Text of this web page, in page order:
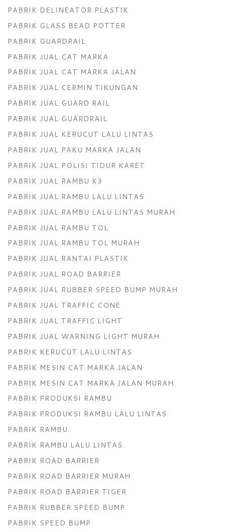
PABRIK DELINEATOR PLASTIK
PABRIK GLASS BEAD POTTER
PABRIK GUARDRAIL
PABRIK JUAL CAT MARKA
PABRIK JUAL CAT MARKA JALAN
PABRIK JUAL CERMIN TIKUNGAN
PABRIK JUAL GUARD RAIL
PABRIK JUAL GUARDRAIL
PABRIK JUAL KERUCUT LALU LINTAS
PABRIK JUAL PAKU MARKA JALAN
PABRIK JUAL POLISI TIDUR KARET
PABRIK JUAL RAMBU K3
PABRIK JUAL RAMBU LALU LINTAS
PABRIK JUAL RAMBU LALU LINTAS MURAH
PABRIK JUAL RAMBU TOL
PABRIK JUAL RAMBU TOL MURAH
PABRIK JUAL RANTAI PLASTIK
PABRIK JUAL ROAD BARRIER
PABRIK JUAL RUBBER SPEED BUMP MURAH
PABRIK JUAL TRAFFIC CONE
PABRIK JUAL TRAFFIC LIGHT
PABRIK JUAL WARNING LIGHT MURAH
PABRIK KERUCUT LALU LINTAS
PABRIK MESIN CAT MARKA JALAN
PABRIK MESIN CAT MARKA JALAN MURAH
PABRIK PRODUKSI RAMBU
PABRIK PRODUKSI RAMBU LALU LINTAS
PABRIK RAMBU
PABRIK RAMBU LALU LINTAS
PABRIK ROAD BARRIER
PABRIK ROAD BARRIER MURAH
PABRIK ROAD BARRIER TIGER
PABRIK RUBBER SPEED BUMP
PABRIK SPEED BUMP